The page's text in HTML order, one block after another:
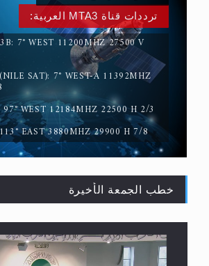
حقيقة المسيح الدجال
العكس
ترددات قناة MTA3 العربية:
7° WEST 11200MHZ 27500 V
SAT): 7° WEST-A 11392MHZ
97° WEST 12184MHZ 22500 H 2/3
EAST 3880MHZ 29900 H 7/8
خطب الجمعة الأخيرة